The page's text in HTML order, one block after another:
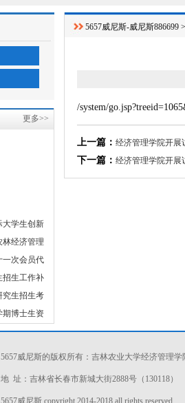
更多>>
大学生创新
林经济管理
一次会员代
招生工作补
究生招生考
期博士生资
士研究生学
2024年推免
5657威尼斯-威尼斯886699
/system/
上一篇： 经济管理学院开展
下一篇： 经济管理学院开展
5657威尼斯的版权所有：吉林农业大学经济管理学
地 址：吉林省长春市新城大街2888号（130118）
5657威尼斯 copyright 2014-2018 all rights reserved